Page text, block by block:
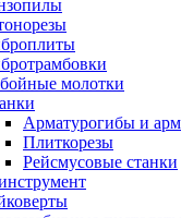
молотки
Арматурогибы и
Плиткорезы
Рейсмусовые станки